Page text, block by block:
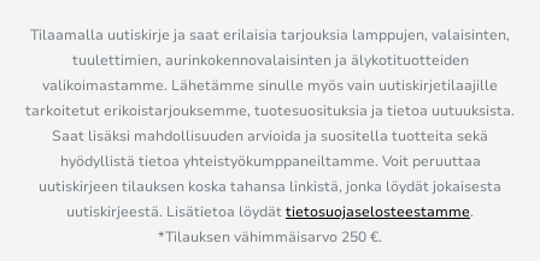
Tilaamalla uutiskirje ja saat erilaisia tarjouksia lamppujen, valaisinten,
tuulettimien, aurinkokennovalaisinten ja älykotituotteiden
valikoimastamme. Lähetämme sinulle myös vain uutiskirjetilaajille
tarkoitetut erikoistarjouksemme, tuotesuosituksia ja tietoa uutuuksista.
Saat lisäksi mahdollisuuden arvioida ja suositella tuotteita sekä
hyödyllistä tietoa yhteistyökumppaneiltamme. Voit peruuttaa
uutiskirjeen tilauksen koska tahansa linkistä, jonka löydät jokaisesta
uutiskirjeestä. Lisätietoa löydättietosuojaselosteestamme.
*Tilauksen vähimmäisarvo 250 €.